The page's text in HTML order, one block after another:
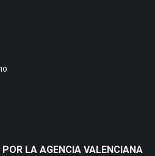
LA AGENCIA VALENCIANA